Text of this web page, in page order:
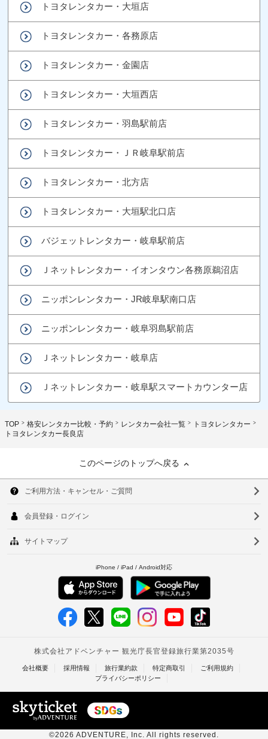
トヨタレンタカー・大垣店
トヨタレンタカー・各務原店
トヨタレンタカー・金園店
トヨタレンタカー・大垣西店
トヨタレンタカー・羽島駅前店
トヨタレンタカー・ＪＲ岐阜駅前店
トヨタレンタカー・北方店
トヨタレンタカー・大垣駅北口店
バジェットレンタカー・岐阜駅前店
Ｊネットレンタカー・イオンタウン各務原鵜沼店
ニッポンレンタカー・JR岐阜駅南口店
ニッポンレンタカー・岐阜羽島駅前店
Ｊネットレンタカー・岐阜店
Ｊネットレンタカー・岐阜駅スマートカウンター店
TOP 格安レンタカー比較・予約 レンタカー会社一覧
トヨタレンタカー
トヨタレンタカー長良店
このページのトップへ戻る